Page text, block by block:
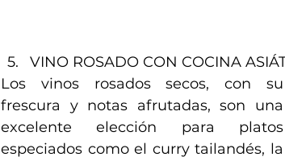
VINO ROSADO CON COCINA
Los vinos rosados secos, con su
frescura y notas afrutadas, son una
excelente elección para platos
especiados como el curry tailandés, la